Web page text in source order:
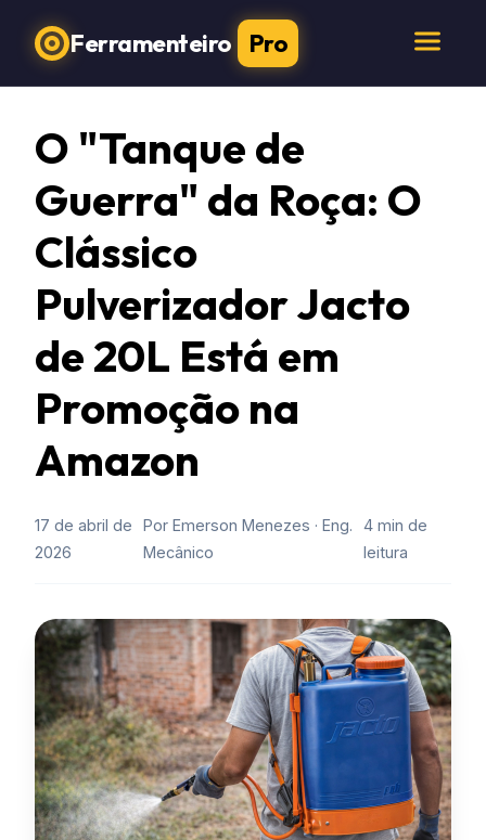
Ferramenteiro Pro
O "Tanque de
Guerra" da Roça: O
Clássico
Pulverizador Jacto
de 20L Está em
Promoção na
Amazon
17 de abril de
2026
Por Emerson Menezes · Eng.
Mecânico
4 min de
leitura